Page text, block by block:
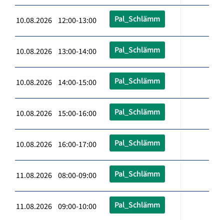
10.08.2026 12:00-13:00 Pal_Schlämm
10.08.2026 13:00-14:00 Pal_Schlämm
10.08.2026 14:00-15:00 Pal_Schlämm
10.08.2026 15:00-16:00 Pal_Schlämm
10.08.2026 16:00-17:00 Pal_Schlämm
11.08.2026 08:00-09:00 Pal_Schlämm
11.08.2026 09:00-10:00 Pal_Schlämm